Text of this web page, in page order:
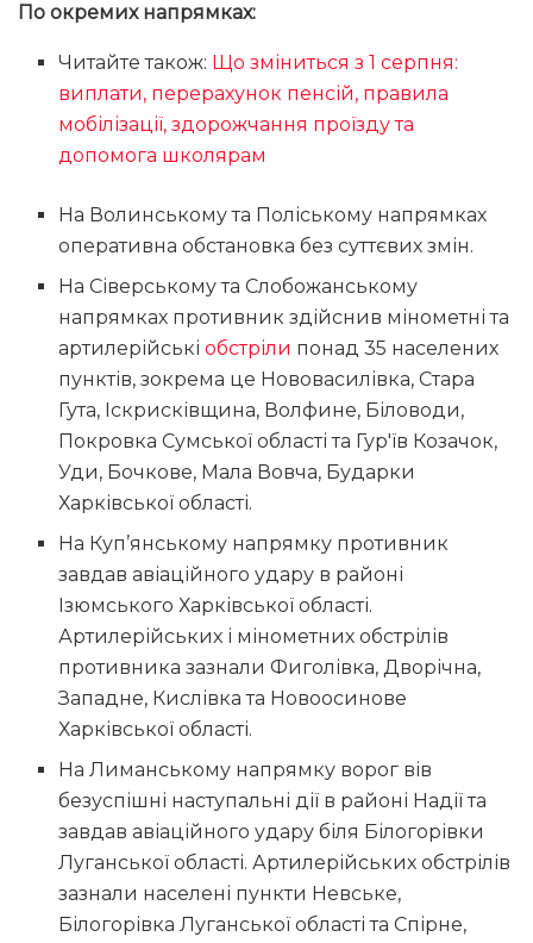
По окремих напрямках:
Читайте також: Що зміниться з 1 серпня:
виплати, перерахунок пенсій, правила
мобілізації, здорожчання проїзду та
допомога школярам
На Волинському та Поліському напрямках
оперативна обстановка без суттєвих змін.
На Сіверському та Слобожанському
напрямках противник здійснив мінометні та
артилерійськіобстріли понад 35 населених
пунктів, зокрема це Нововасилівка, Стара
Гута, Іскрисківщина, Волфине, Біловоди,
Покровка Сумської області та Гур′їв Козачок,
Уди, Бочкове, Мала Вовча, Бударки
Харківської області.
На Куп’янському напрямку противник
завдав авіаційного удару в районі
Ізюмського Харківської області.
Артилерійських і мінометних обстрілів
противника зазнали Фиголівка, Дворічна,
Западне, Кислівка та Новоосинове
Харківської області.
На Лиманському напрямку ворог вів
безуспішні наступальні дії в районі Надії та
завдав авіаційного удару біля Білогорівки
Луганської області. Артилерійських обстрілів
зазнали населені пункти Невське,
Білогорівка Луганської області та Спірне,